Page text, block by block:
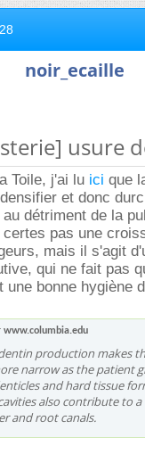
noir_ecaille
usure
Toile, j'ai lu ici que
et donc
détriment de la
pas une
mais il s'agit
qui ne fait pas
une bonne hygiène
www.columbia.edu
production makes
narrow as the patient
and hard tissue
also contribute to
and root canals.